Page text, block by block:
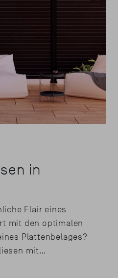
in
Flair eines
mit den optimalen
Plattenbelages?
mit…